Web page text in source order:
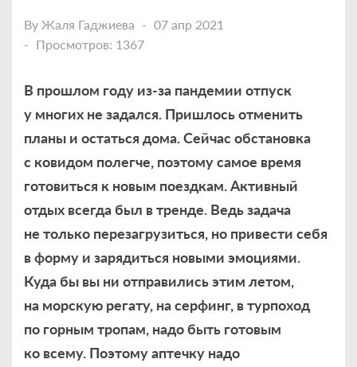
By Жаля Гаджиева
07 апр 2021
Просмотров: 1367
В прошлом году из-за пандемии отпуск
у многих не задался. Пришлось отменить
планы и остаться дома. Сейчас обстановка
с ковидом полегче, поэтому самое время
готовиться к новым поездкам. Активный
отдых всегда был в тренде. Ведь задача
не только перезагрузиться, но привести себя
в форму и зарядиться новыми эмоциями.
Куда бы вы ни отправились этим летом,
на морскую регату, на серфинг, в турпоход
по горным тропам, надо быть готовым
ко всему. Поэтому аптечку надо